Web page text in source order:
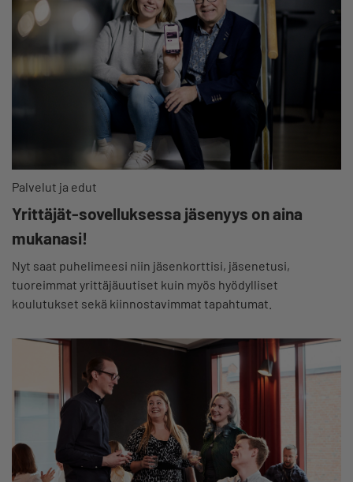
Palvelut ja edut
Yrittäjät-sovelluksessa jäsenyys on aina
mukanasi!
Nyt saat puhelimeesi niin jäsenkorttisi, jäsenetusi,
tuoreimmat yrittäjäuutiset kuin myös hyödylliset
koulutukset sekä kiinnostavimmat tapahtumat.